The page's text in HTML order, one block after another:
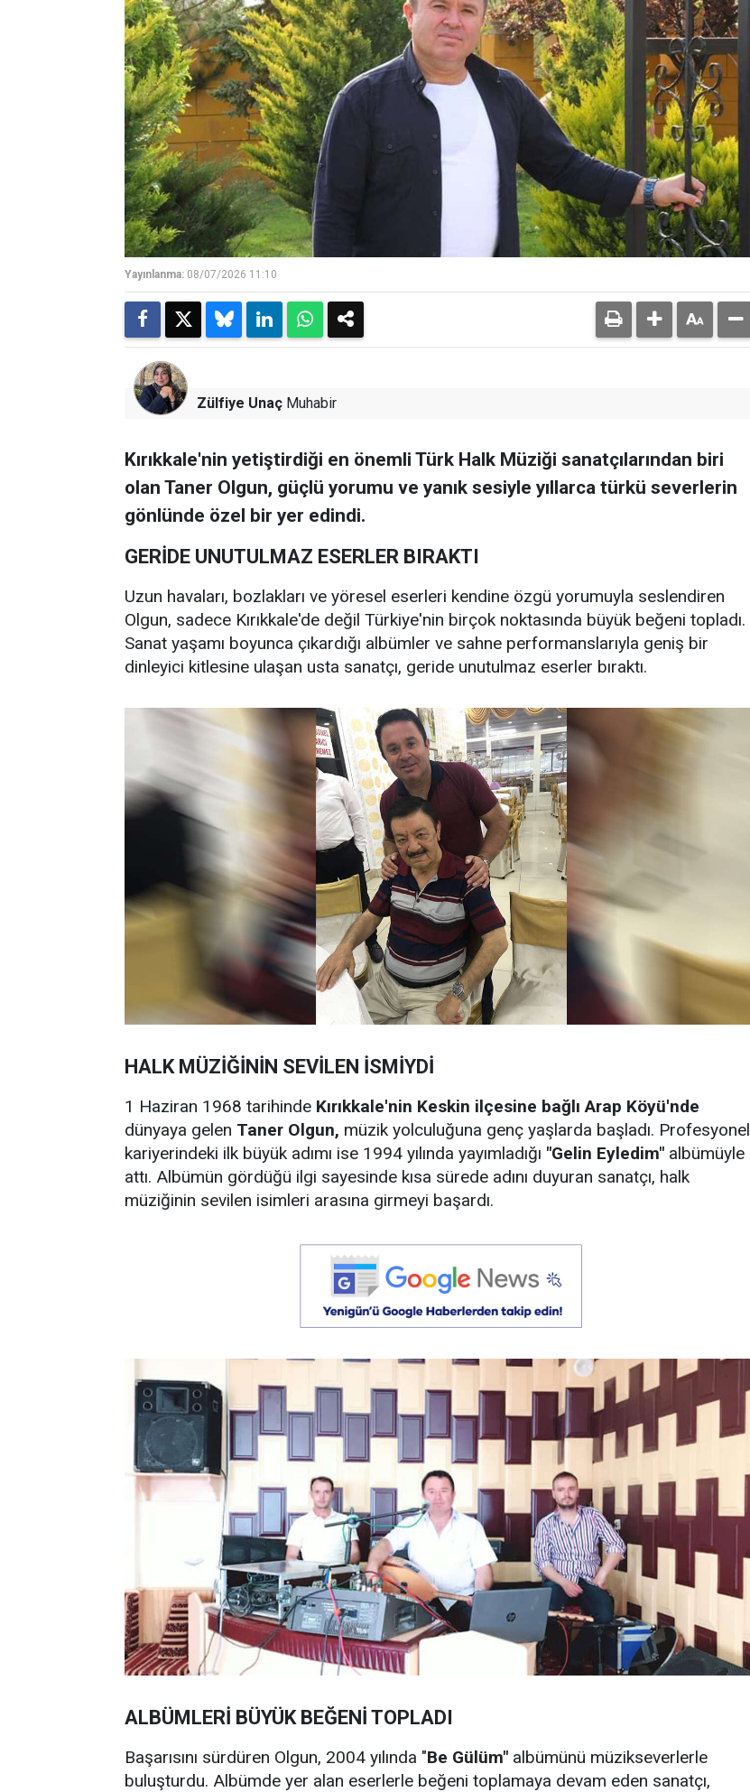
Yayınlanma: 08/07/2026 11:10
Zülfiye Unaç Muhabir
Kırıkkale'nin yetiştirdiği en önemli Türk Halk Müziği sanatçılarından biri
olan Taner Olgun, güçlü yorumu ve yanık sesiyle yıllarca türkü severlerin
gönlünde özel bir yer edindi.
GERİDE UNUTULMAZ ESERLER BIRAKTI
Uzun havaları, bozlakları ve yöresel eserleri kendine özgü yorumuyla seslendiren
Olgun, sadece Kırıkkale'de değil Türkiye'nin birçok noktasında büyük beğeni topladı.
Sanat yaşamı boyunca çıkardığı albümler ve sahne performanslarıyla geniş bir
dinleyici kitlesine ulaşan usta sanatçı, geride unutulmaz eserler bıraktı.
HALK MÜZİĞİNİN SEVİLEN İSMİYDİ
1 Haziran 1968 tarihinde Kırıkkale'nin Keskin ilçesine bağlı Arap Köyü'nde
dünyaya gelen Taner Olgun, müzik yolculuğuna genç yaşlarda başladı. Profesyonel
kariyerindeki ilk büyük adımı ise 1994 yılında yayımladığı "Gelin Eyledim" albümüyle
attı. Albümün gördüğü ilgi sayesinde kısa sürede adını duyuran sanatçı, halk
müziğinin sevilen isimleri arasına girmeyi başardı.
ALBÜMLERİ BÜYÜK BEĞENİ TOPLADI
Başarısını sürdüren Olgun, 2004 yılında "Be Gülüm" albümünü müzikseverlerle
buluşturdu. Albümde yer alan eserlerle beğeni toplamaya devam eden sanatçı,